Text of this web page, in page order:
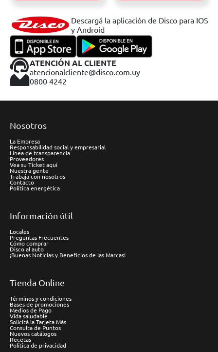
Descargá la aplicación de Disco para IOS
y Android
ATENCIÓN AL CLIENTE
atencionalcliente@disco.com.uy
0800 4242
Nosotros
La Empresa
Responsabilidad social y empresarial
Línea de transparencia
Proveedores
Vea su Ticket aquí
Nuestra gente
Trabaja con nosotros
Contacto
Política energética
Información útil
Locales
Preguntas Frecuentes
Cómo comprar
Disco al auto
¡Buenas Noticias y Beneficios de las Marcas!
Tienda Online
Términos y condiciones
Bases de promociones
Medios de Pago
Vida saludable
Solicitá la Tarjeta Más
Consulta de Puntos
Nuevos catálogos
Recetas
Política de privacidad